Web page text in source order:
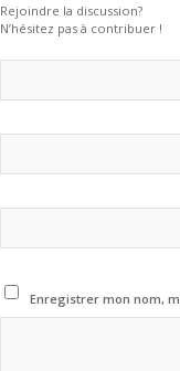
Rejoindre la discussion?
N’hésitez pas à contribuer !
Enregistrer mon nom,